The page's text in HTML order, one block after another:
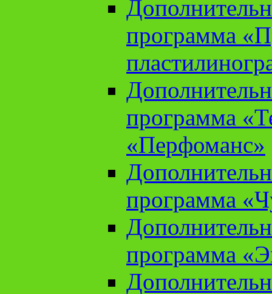
программа
программа
«Перфоманс»
программа
программа